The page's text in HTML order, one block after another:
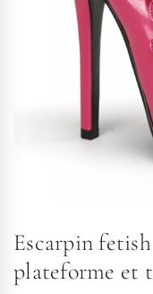
Escarpin
plateforme et